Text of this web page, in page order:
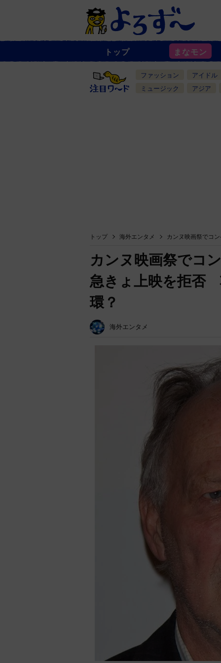
ュ
一
覧
トップ まなモン
ファッション
アイドル
ミュージック
アジア
トップ 海外エンタメ カンヌ映画祭でコ
カンヌ映画祭でコ
急きょ上映を拒否
環？
海外エンタメ